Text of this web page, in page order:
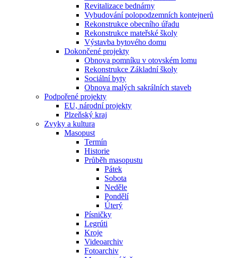
Revitalizace bednárny
Vybudování polopodzemních kontejnerů
Rekonstrukce obecního úřadu
Rekonstrukce mateřské školy
Výstavba bytového domu
Dokončené projekty
Obnova pomníku v otovském lomu
Rekonstrukce Základní školy
Sociální byty
Obnova malých sakrálních staveb
Podpořené projekty
EU, národní projekty
Plzeňský kraj
Zvyky a kultura
Masopust
Termín
Historie
Průběh masopustu
Pátek
Sobota
Neděle
Pondělí
Úterý
Písničky
Legrúti
Kroje
Videoarchiv
Fotoarchiv